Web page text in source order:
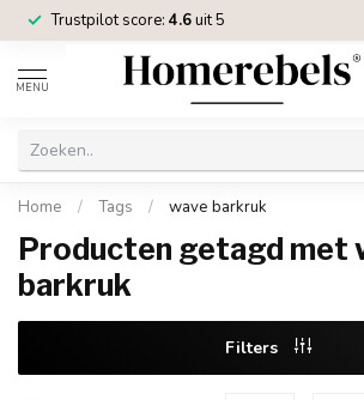
Trustpilot score: 4.6uit 5
MENU
Home / Tags / wave barkruk
Producten getagd met
barkruk
Filters